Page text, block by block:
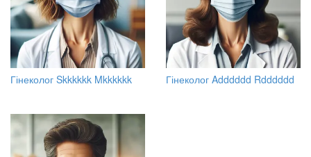
Гінеколог Skkkkkk Mkkkkkk Гінеколог Adddddd Rdddddd